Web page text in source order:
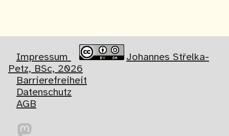
Impressum
Johannes Střelka-
Petz, BSc, 2026
Barrierefreiheit
Datenschutz
AGB